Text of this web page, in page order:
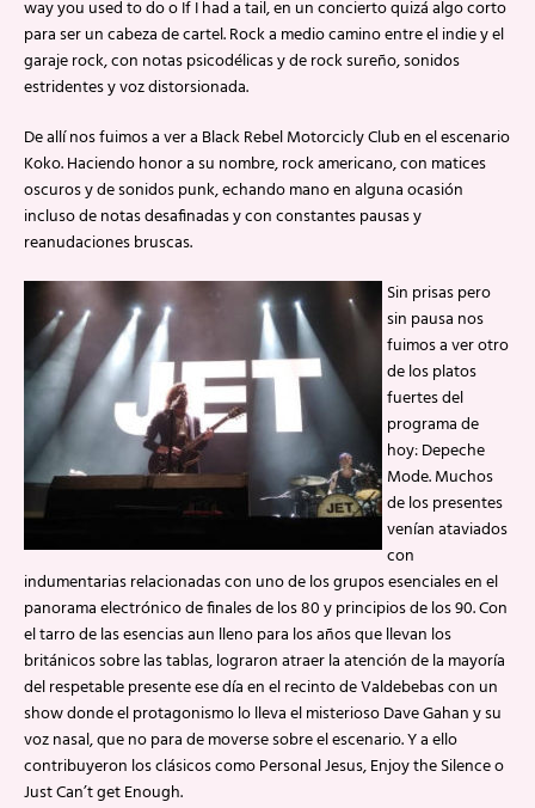
way you used to do o If I had a tail, en un concierto quizá algo corto
para ser un cabeza de cartel. Rock a medio camino entre el indie y el
garaje rock, con notas psicodélicas y de rock sureño, sonidos
estridentes y voz distorsionada.
De allí nos fuimos a ver a Black Rebel Motorcicly Club en el escenario
Koko. Haciendo honor a su nombre, rock americano, con matices
oscuros y de sonidos punk, echando mano en alguna ocasión
incluso de notas desafinadas y con constantes pausas y
reanudaciones bruscas.
Sin prisas pero
sin pausa nos
fuimos a ver otro
de los platos
fuertes del
programa de
hoy: Depeche
Mode. Muchos
de los presentes
venían ataviados
con
indumentarias relacionadas con uno de los grupos esenciales en el
panorama electrónico de finales de los 80 y principios de los 90. Con
el tarro de las esencias aun lleno para los años que llevan los
británicos sobre las tablas, lograron atraer la atención de la mayoría
del respetable presente ese día en el recinto de Valdebebas con un
show donde el protagonismo lo lleva el misterioso Dave Gahan y su
voz nasal, que no para de moverse sobre el escenario. Y a ello
contribuyeron los clásicos como Personal Jesus, Enjoy the Silence o
Just Can’t get Enough.